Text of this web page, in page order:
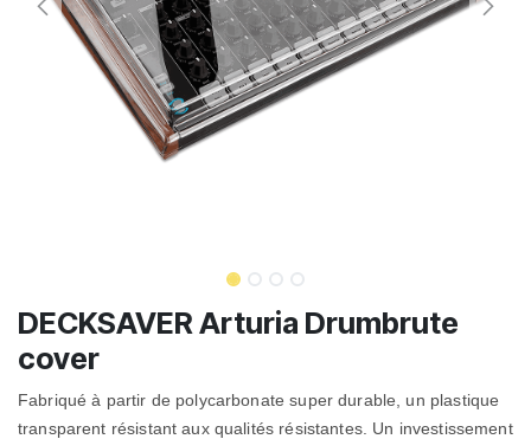
DECKSAVER Arturia Drumbrute
cover
Fabriqué à partir de polycarbonate super durable, un plastique
transparent résistant aux qualités résistantes. Un investissement